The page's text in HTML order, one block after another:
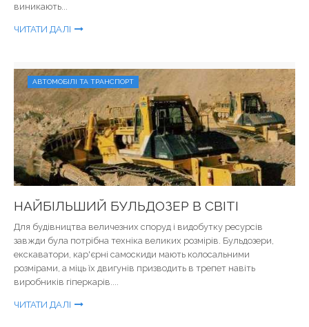
виникають...
ЧИТАТИ ДАЛІ
АВТОМОБІЛІ ТА ТРАНСПОРТ
НАЙБІЛЬШИЙ БУЛЬДОЗЕР В СВІТІ
Для будівництва величезних споруд і видобутку ресурсів
завжди була потрібна техніка великих розмірів. Бульдозери,
екскаватори, кар'єрні самоскиди мають колосальними
розмірами, а міць їх двигунів призводить в трепет навіть
виробників гіперкарів....
ЧИТАТИ ДАЛІ